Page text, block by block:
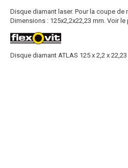
Disque diamant laser. Pour la coupe
Dimensions : 125x2,2x22,23 mm. Voir le
Disque diamant ATLAS 125 x 2,2 x